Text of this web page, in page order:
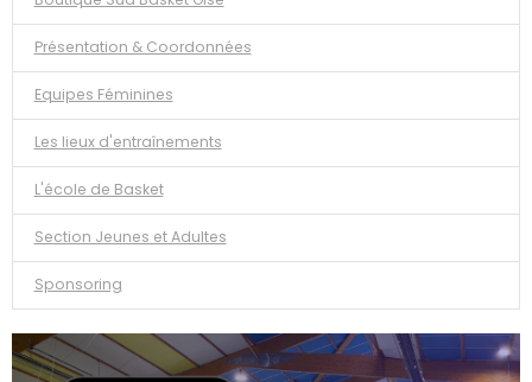
Présentation & Coordonnées
Equipes Féminines
Les lieux d'entraînements
L'école de Basket
Section Jeunes et Adultes
Sponsoring